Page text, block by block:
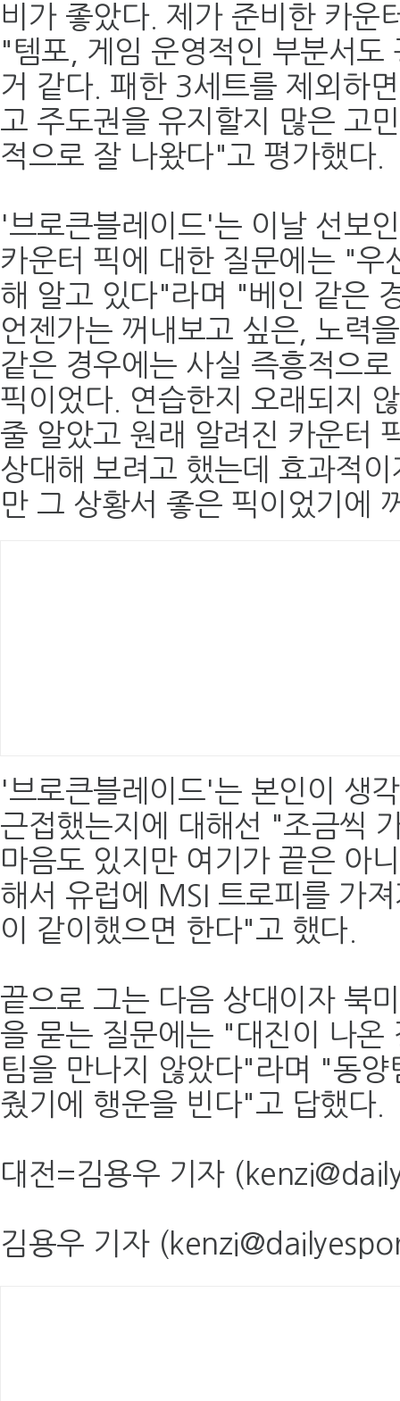
비가 좋았다. 제가 준비한 카운
"템포, 게임 운영적인 부분서도
거 같다. 패한 3세트를 제외하
고 주도권을 유지할지 많은 고
적으로 잘 나왔다"고 평가했다.
'브로큰블레이드'는 이날 선보
카운터 픽에 대한 질문에는 "우
해 알고 있다"라며 "베인 같은
언젠가는 꺼내보고 싶은, 노력
같은 경우에는 사실 즉흥적으
픽이었다. 연습한지 오래되지
줄 알았고 원래 알려진 카운터
상대해 보려고 했는데 효과적
만 그 상황서 좋은 픽이었기에
'브로큰블레이드'는 본인이 생
근접했는지에 대해선 "조금씩
마음도 있지만 여기가 끝은 아
해서 유럽에 MSI 트로피를 가
이 같이했으면 한다"고 했다.
끝으로 그는 다음 상대이자 북
을 묻는 질문에는 "대진이 나온
팀을 만나지 않았다"라며 "동
줬기에 행운을 빈다"고 답했다.
대전=김용우 기자
김용우 기자